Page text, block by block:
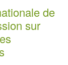
de
sur